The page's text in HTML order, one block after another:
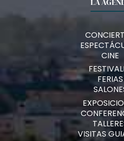
CINE
FERIAS
VISITAS